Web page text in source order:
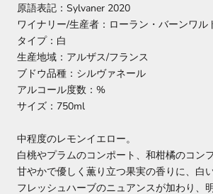
原語表記：Sylvaner 2020
ワイナリー/生産者：ローラン・バーンワル
タイプ：白
生産地域：アルザス/フランス
ブドウ品種：シルヴァネール
アルコール度数：%
サイズ：750ml
中程度のレモンイエロー。
白桃やプラムのコンポート、和柑橘のコン
甘やかで優しく薫り立つ果実の香りに、白
フレッシュハーブのニュアンスが加わり、